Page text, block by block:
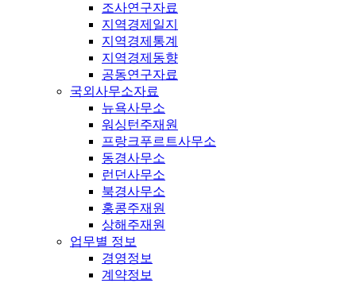
조사연구자료
지역경제일지
지역경제통계
지역경제동향
공동연구자료
국외사무소자료
뉴욕사무소
워싱턴주재원
프랑크푸르트사무소
동경사무소
런던사무소
북경사무소
홍콩주재원
상해주재원
업무별 정보
경영정보
계약정보